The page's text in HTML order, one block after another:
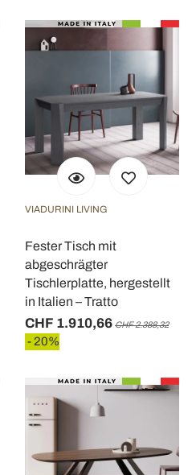
VIADURINI LIVING
Fester Tisch mit
abgeschrägter
Tischlerplatte, hergestellt
in Italien – Tratto
CHF 1.910,66 CHF 2.388,32
- 20%